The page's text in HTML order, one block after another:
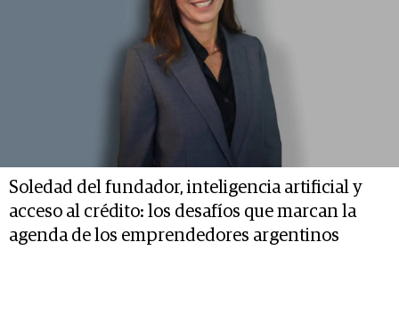
Soledad del fundador, inteligencia artificial y
acceso al crédito: los desafíos que marcan la
agenda de los emprendedores argentinos